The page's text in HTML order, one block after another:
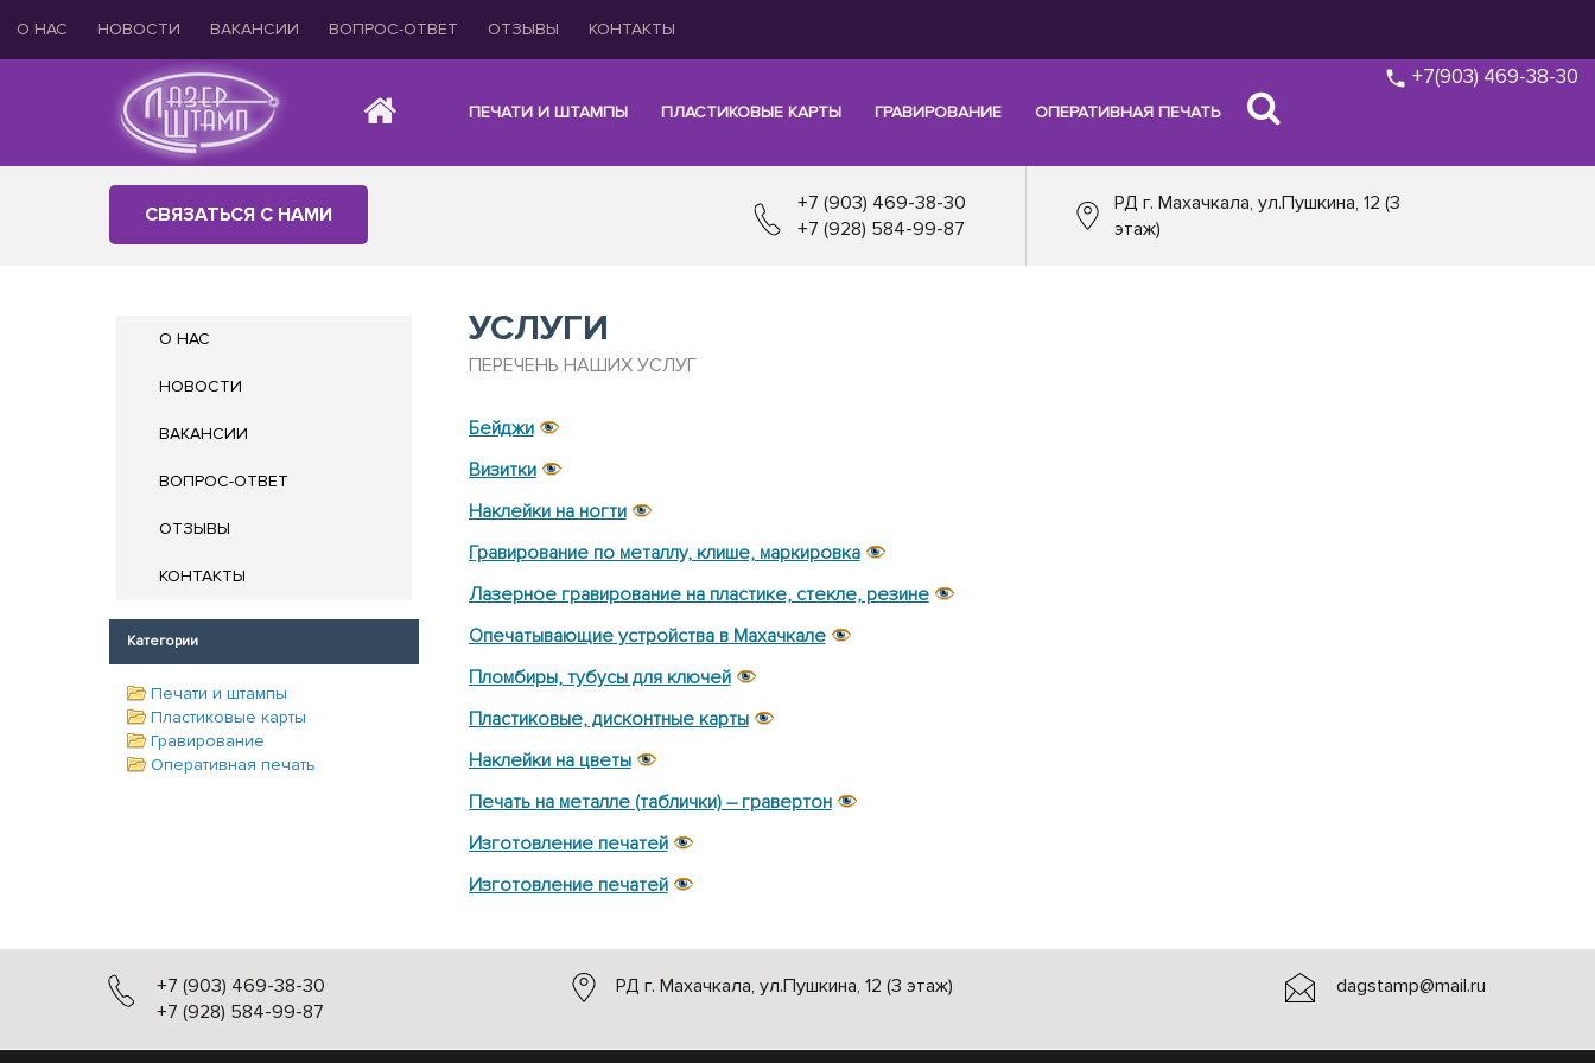
О НАС НОВОСТИ ВАКАНСИИ ВОПРОС-ОТВЕТ ОТЗЫВЫ КОНТАКТЫ
+7(903) 469-38-30
ПЕЧАТИ И ШТАМПЫ ПЛАСТИКОВЫЕ КАРТЫ ГРАВИРОВАНИЕ ОПЕРАТИВНАЯ ПЕЧАТЬ
СВЯЗАТЬСЯ С НАМИ
+7 (903) 469-38-30
+7 (928) 584-99-87
РД г. Махачкала, ул.Пушкина, 12 (3
этаж)
УСЛУГИ
ПЕРЕЧЕНЬ НАШИХ УСЛУГ
Бейджи
Визитки
Наклейки на ногти
Гравирование по металлу, клише, маркировка
Лазерное гравирование на пластике, стекле, резине
Опечатывающие устройства в Махачкале
Пломбиры, тубусы для ключей
Пластиковые, дисконтные карты
Наклейки на цветы
Печать на металле (таблички) – гравертон
Изготовление печатей
Изготовление печатей
О НАС
НОВОСТИ
ВАКАНСИИ
ВОПРОС-ОТВЕТ
ОТЗЫВЫ
КОНТАКТЫ
Категории
Печати и штампы
Пластиковые карты
Гравирование
Оперативная печать
+7 (903) 469-38-30
+7 (928) 584-99-87
РД г. Махачкала, ул.Пушкина, 12 (3 этаж) dagstamp@mail.ru